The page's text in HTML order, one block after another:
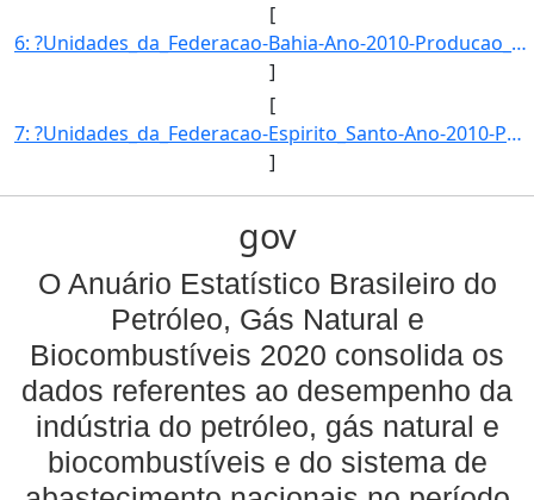
[
6: ?Unidades_da_Federacao-Bahia-Ano-2010-Producao_de_LGN_(mil_barris)-1956-810209}]
]
[
7: ?Unidades_da_Federacao-Espirito_Santo-Ano-2010-Producao_de_LGN_(mil_barris)-707-6393763}]
]
gov
O Anuário Estatístico Brasileiro do
Petróleo, Gás Natural e
Biocombustíveis 2020 consolida os
dados referentes ao desempenho da
indústria do petróleo, gás natural e
biocombustíveis e do sistema de